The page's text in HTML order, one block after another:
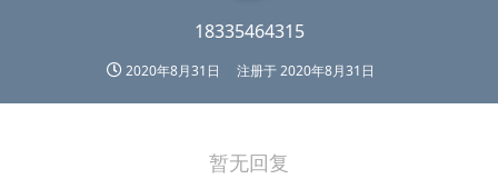
18335464315
2020年8月31日 注册于2020年8月31日
暂无回复